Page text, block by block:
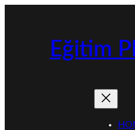
Eğitim